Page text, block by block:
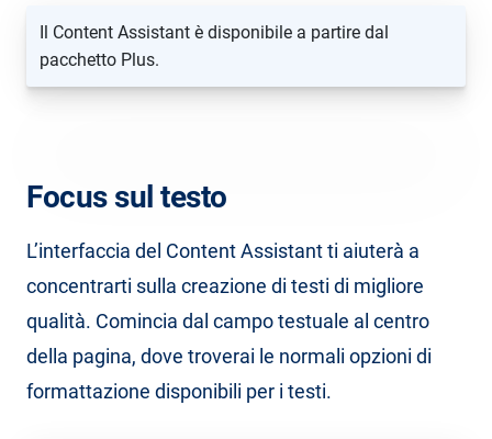
Il Content Assistant è disponibile a partire dal
pacchetto Plus.
Focus sul testo
L’interfaccia del Content Assistant ti aiuterà a
concentrarti sulla creazione di testi di migliore
qualità. Comincia dal campo testuale al centro
della pagina, dove troverai le normali opzioni di
formattazione disponibili per i testi.